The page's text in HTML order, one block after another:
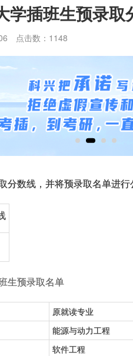
学插班生预录
点击数： 1148
数线，并将预录取名单进行
生预录取名单
原就读专业
能源与动力工程
软件工程